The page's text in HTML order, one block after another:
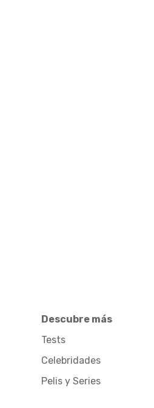
Descubre más
Tests
Celebridades
Pelis y Series